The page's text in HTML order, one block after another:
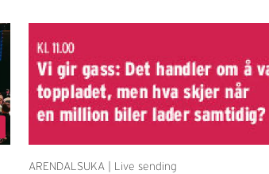
ARENDALSUKA | Live sending